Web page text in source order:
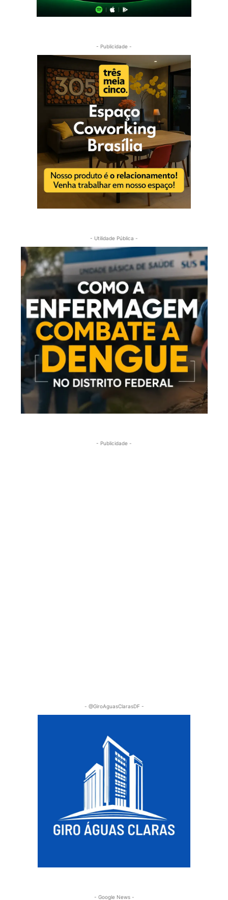
- Publicidade -
- Utilidade Pública -
- Publicidade -
- @GiroAguasClarasDF -
- Google News -